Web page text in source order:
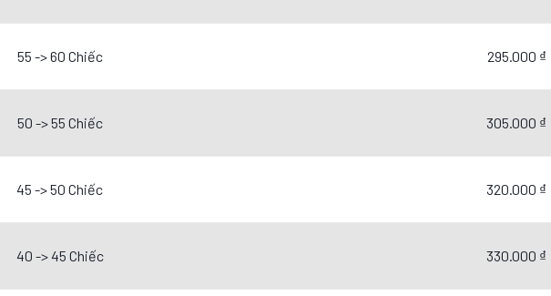
55 -> 60 Chiếc 295.000 ₫
50 -> 55 Chiếc 305.000 ₫
45 -> 50 Chiếc 320.000 ₫
40 -> 45 Chiếc 330.000 ₫